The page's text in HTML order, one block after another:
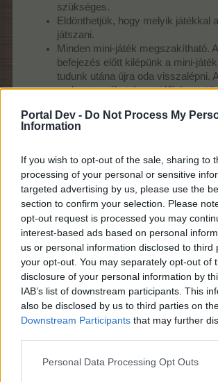
Portal Dev - Do Not Process My
Information
If you wish to opt-out of the sale, sharing to
processing of your personal or sensitive
targeted advertising by us, please use the
section to confirm your selection. Please
opt-out request is processed you may
interest-based ads based on personal
us or personal information disclosed to third
your opt-out. You may separately opt-out of
disclosure of your personal information by
IAB’s list of downstream participants. This
also be disclosed by us to third parties on
Downstream Participants that may further
Personal Data Processing Opt Outs
szükséges.
Eldönthetjük, hogy melyik játékkal
játszani.
Minden mini-játék megszakítható.
befejezés előtt kilépünk a mini-
tudunk utána újra oda visszalépni. A
malomterméket és az időbónuszt
megkezdett játékért 10 pontot
ha azonnal megszakítjuk.
alkalmával 5 segítséget
rendelkezésünkre áll megfelelő
(felröppenő). A nagyító használata
Időbónuszokat is kaphatunk, ha
adott idő(kö)n belül meg tudunk
Gyakorlással jó eredményeket
Ebben az eventben is az ismert
közül választhatunk: